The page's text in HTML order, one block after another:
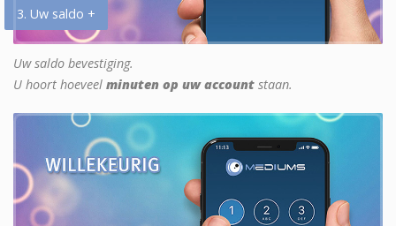
3. Uw saldo +
Uw saldo bevestiging.
U hoort hoeveel minuten op uw account staan.